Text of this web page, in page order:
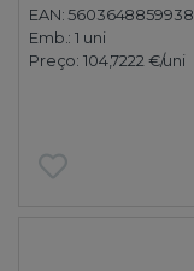
EAN: 5603648859938
Emb.:1 uni
Preço: 104,7222 €/uni